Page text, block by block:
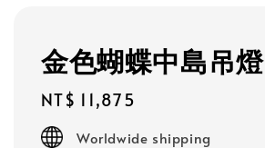
金色蝴蝶中島吊燈
Regular
price
NT$ 11,875
Worldwide shipping